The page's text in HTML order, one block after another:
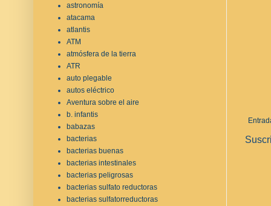
astronomía
atacama
atlantis
ATM
atmósfera de la tierra
ATR
auto plegable
autos eléctrico
Aventura sobre el aire
b. infantis
babazas
bacterias
bacterias buenas
bacterias intestinales
bacterias peligrosas
bacterias sulfato reductoras
bacterias sulfatorreductoras